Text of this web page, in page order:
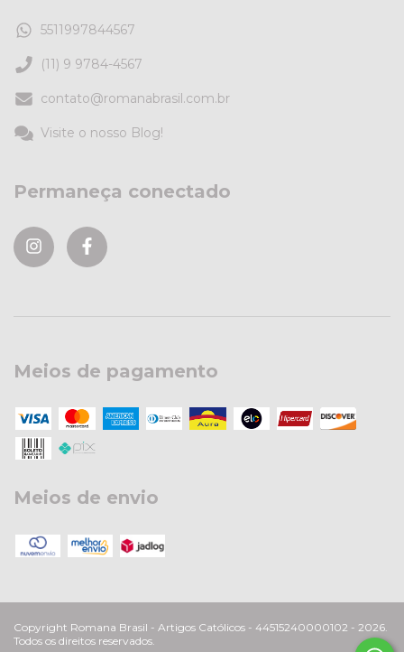
5511997844567
(11) 9 9784-4567
contato@romanabrasil.com.br
Visite o nosso Blog!
Permaneça conectado
Meios de pagamento
Meios de envio
Copyright Romana Brasil - Artigos Católicos - 44515240000102 - 2026.
Todos os direitos reservados.